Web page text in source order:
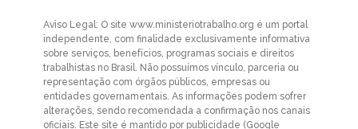
Aviso Legal: O site www.ministeriotrabalho.org é um portal
independente, com finalidade exclusivamente informativa
sobre serviços, benefícios, programas sociais e direitos
trabalhistas no Brasil. Não possuímos vínculo, parceria ou
representação com órgãos públicos, empresas ou
entidades governamentais. As informações podem sofrer
alterações, sendo recomendada a confirmação nos canais
oficiais. Este site é mantido por publicidade (Google